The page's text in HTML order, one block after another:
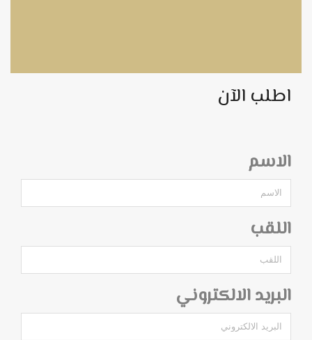
اطلب الآن
الاسم
اللقب
البريد الالكتروني